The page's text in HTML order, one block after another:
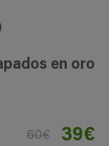
en oro
60€ 39€